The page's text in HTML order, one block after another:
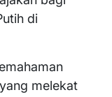
di
melekat